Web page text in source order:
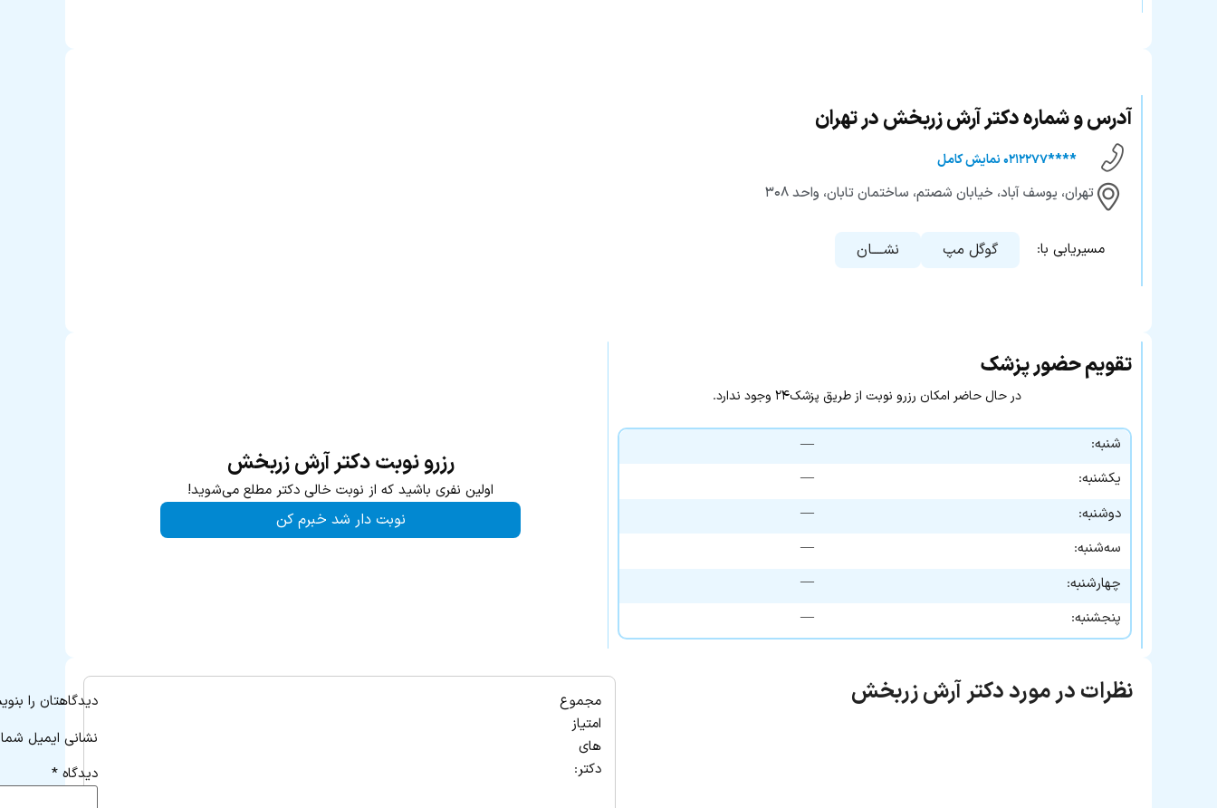
آدرس و شماره دکتر آرش زربخش در تهران
****۰۲۱۲۲۷۷ نمایش کامل
تهران، یوسف‌ آباد، خیابان شصتم، ساختمان تابان، واحد ۳۰۸
مسیریابی با: گوگل مپ نشــــان
تقویم حضور پزشک
در حال حاضر امکان رزرو نوبت از طریق پزشک۲۴ وجود ندارد.
شنبه:
—
یکشنبه:
—
دوشنبه:
—
سه‌شنبه:
—
چهارشنبه:
—
پنجشنبه:
—
رزرو نوبت دکتر آرش زربخش
اولین نفری باشید که از نوبت خالی دکتر مطلع می‌شوید!
نوبت دار شد خبرم کن
نظرات در مورد دکتر آرش زربخش
مجموع
امتیاز
های
دکتر:
دیدگاهتان را
نشانی ایمیل
دیدگاه *